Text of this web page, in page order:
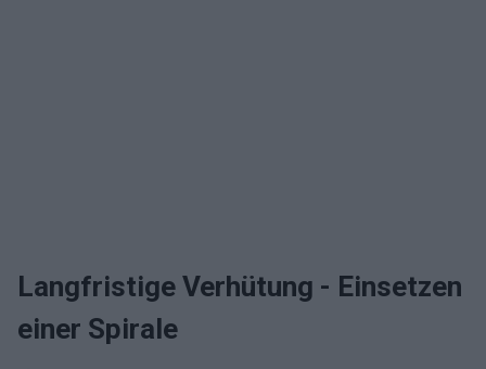
Langfristige Verhütung - Einsetzen
einer Spirale